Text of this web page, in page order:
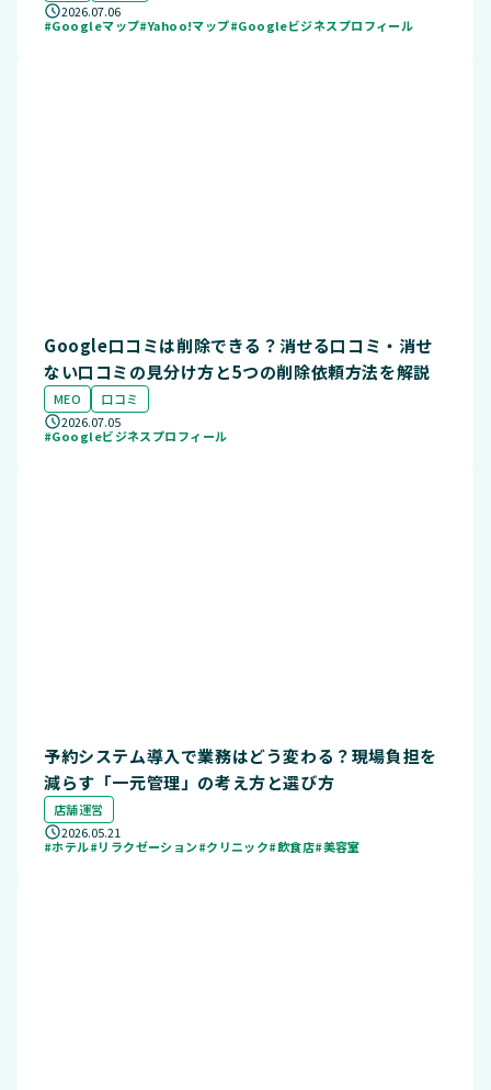
2026.07.06
#Googleマップ#Yahoo!マップ#Googleビジネスプロフィール
Google口コミは削除できる？消せる口コミ・消せ
ない口コミの見分け方と5つの削除依頼方法を解説
MEO
口コミ
2026.07.05
#Googleビジネスプロフィール
予約システム導入で業務はどう変わる？現場負担を
減らす「一元管理」の考え方と選び方
店舗運営
2026.05.21
#ホテル#リラクゼーション#クリニック#飲食店#美容室